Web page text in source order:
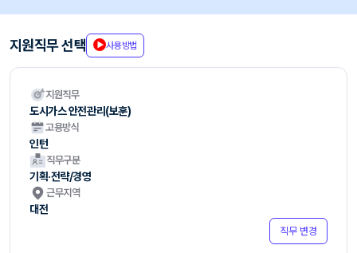
지원직무 선택 사용방법
지원직무
도시가스 안전관리(보훈)
고용방식
인턴
직무구분
기획·전략/경영
근무지역
대전
직무 변경